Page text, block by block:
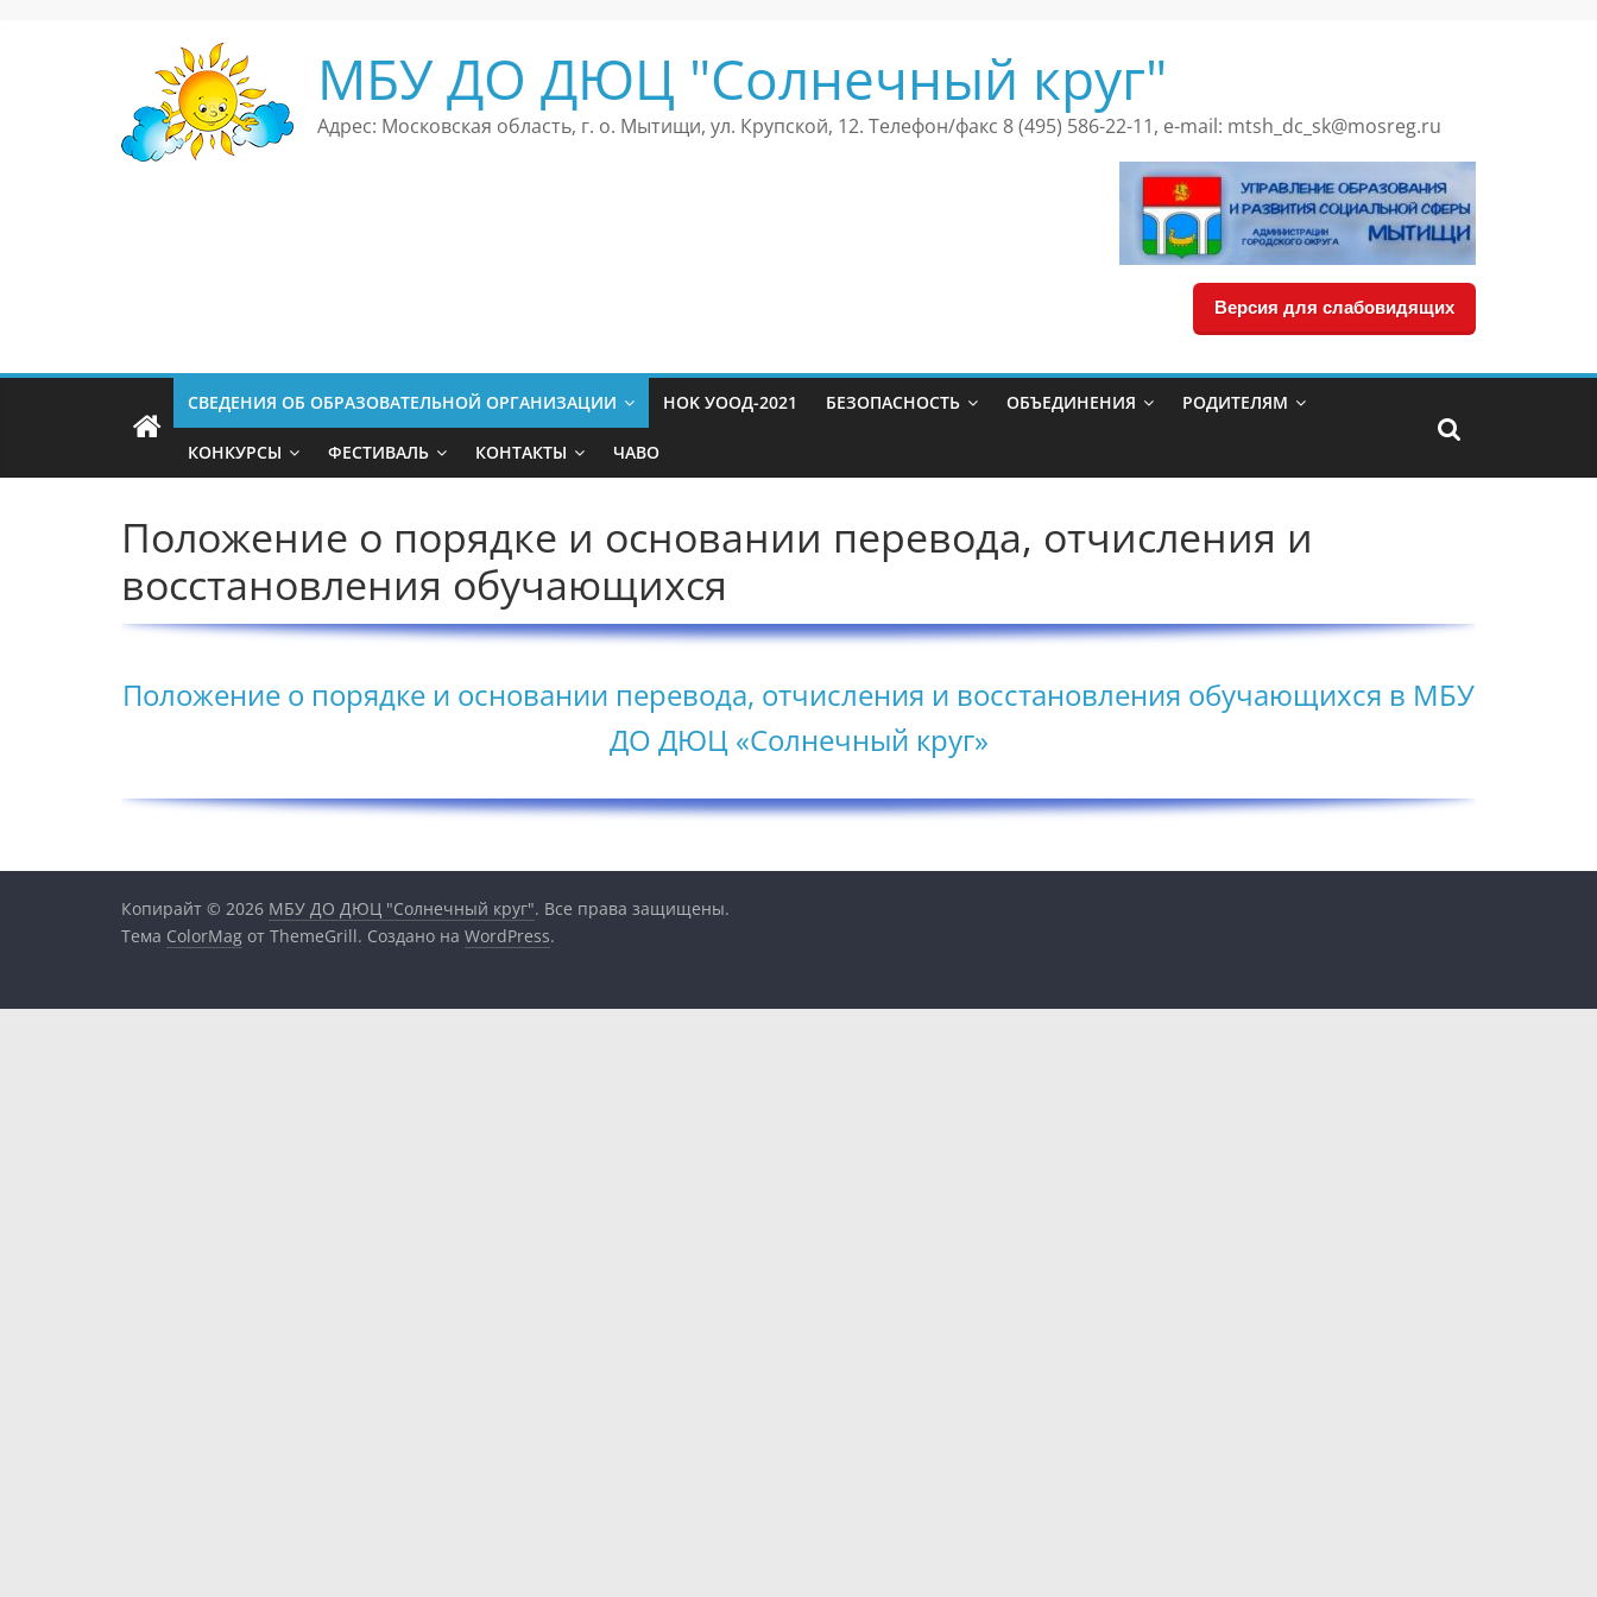
МБУ ДО ДЮЦ "Солнечный круг"
Адрес: Московская область, г. о. Мытищи, ул. Крупской, 12. Телефон/факс 8 (495) 586-22-11, e-mail: mtsh_dc_sk@mosreg.ru
Версия для слабовидящих
СВЕДЕНИЯ ОБ ОБРАЗОВАТЕЛЬНОЙ ОРГАНИЗАЦИИ HOK УООД-2021 БЕЗОПАСНОСТЬ ОБЪЕДИНЕНИЯ РОДИТЕЛЯМ
КОНКУРСЫ ФЕСТИВАЛЬ КОНТАКТЫ ЧАВО
Положение о порядке и основании перевода, отчисления и
восстановления обучающихся
Положение о порядке и основании перевода, отчисления и восстановления обучающихся в МБУ
ДО ДЮЦ «Солнечный круг»
Копирайт © 2026 МБУ ДО ДЮЦ "Солнечный круг". Все права защищены.
Тема ColorMag от ThemeGrill. Создано на WordPress.